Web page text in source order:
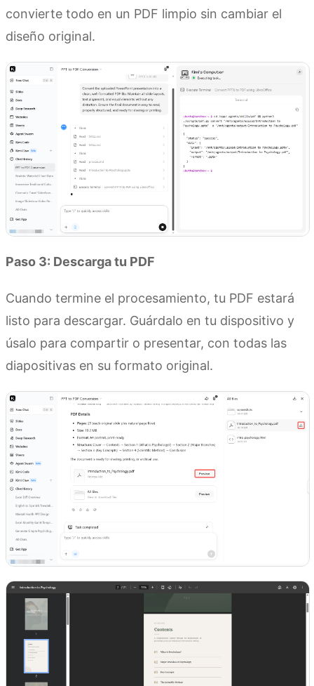
convierte todo en un PDF limpio sin cambiar el
diseño original.
Paso 3: Descarga tu PDF
Cuando termine el procesamiento, tu PDF estará
listo para descargar. Guárdalo en tu dispositivo y
úsalo para compartir o presentar, con todas las
diapositivas en su formato original.